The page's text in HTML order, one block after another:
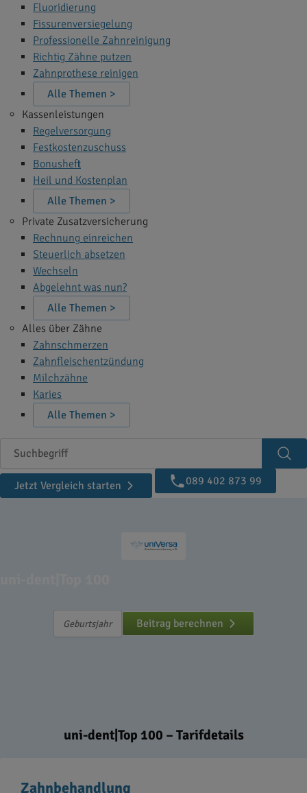
Fluoridierung
Fissurenversiegelung
Professionelle Zahnreinigung
Richtig Zähne putzen
Zahnprothese reinigen
Alle Themen >
Kassenleistungen
Regelversorgung
Festkostenzuschuss
Bonusheft
Heil und Kostenplan
Alle Themen >
Private Zusatzversicherung
Rechnung einreichen
Steuerlich absetzen
Wechseln
Abgelehnt was nun?
Alle Themen >
Alles über Zähne
Zahnschmerzen
Zahnfleischentzündung
Milchzähne
Karies
Alle Themen >
Suchbegriff
Jetzt Vergleich starten
089 402 873 99
Beitrag berechnen
uni-dent|Top 100 – Tarifdetails
Zahnbehandlung